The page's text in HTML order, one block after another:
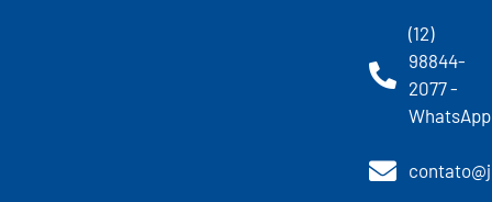
(12)
98844-
2077 -
WhatsApp